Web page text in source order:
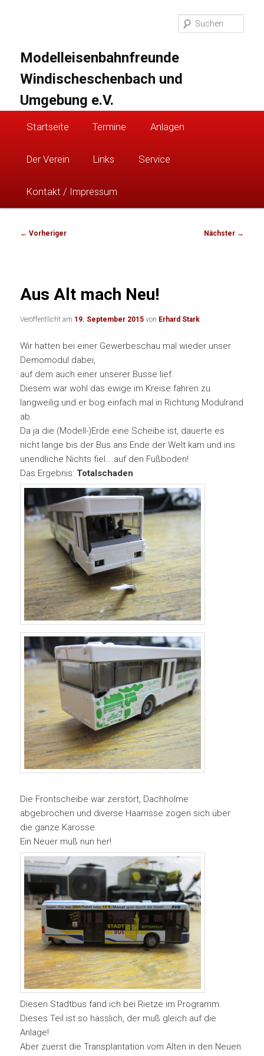
Modelleisenbahnfreunde
Windischeschenbach und
Umgebung e.V.
Startseite Termine Anlagen
Der Verein Links Service
Kontakt / Impressum
Beitragsnavigation
← Vorheriger Nächster →
Aus Alt mach Neu!
Veröffentlicht am 19. September 2015 von Erhard Stark
Wir hatten bei einer Gewerbeschau mal wieder unser
Demomodul dabei,
auf dem auch einer unserer Busse lief.
Diesem war wohl das ewige im Kreise fahren zu
langweilig und er bog einfach mal in Richtung Modulrand
ab.
Da ja die (Modell-)Erde eine Scheibe ist, dauerte es
nicht lange bis der Bus ans Ende der Welt kam und ins
unendliche Nichts fiel….auf den Fußboden!
Das Ergebnis: Totalschaden
Die Frontscheibe war zerstört, Dachholme
abgebrochen und diverse Haarrisse zogen sich über
die ganze Karosse.
Ein Neuer muß nun her!
Diesen Stadtbus fand ich bei Rietze im Programm.
Dieses Teil ist so hässlich, der muß gleich auf die
Anlage!
Aber zuerst die Transplantation vom Alten in den Neuen.